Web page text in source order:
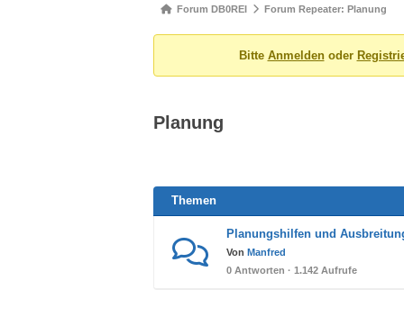
Forum-
Du
hier:
Forum DB0REI Forum Repeater: Planung
Bitte Anmeldenoder
Planung
Themen
Planungshilfen und
Von Manfred
0 Antworten · 1.142 Aufrufe